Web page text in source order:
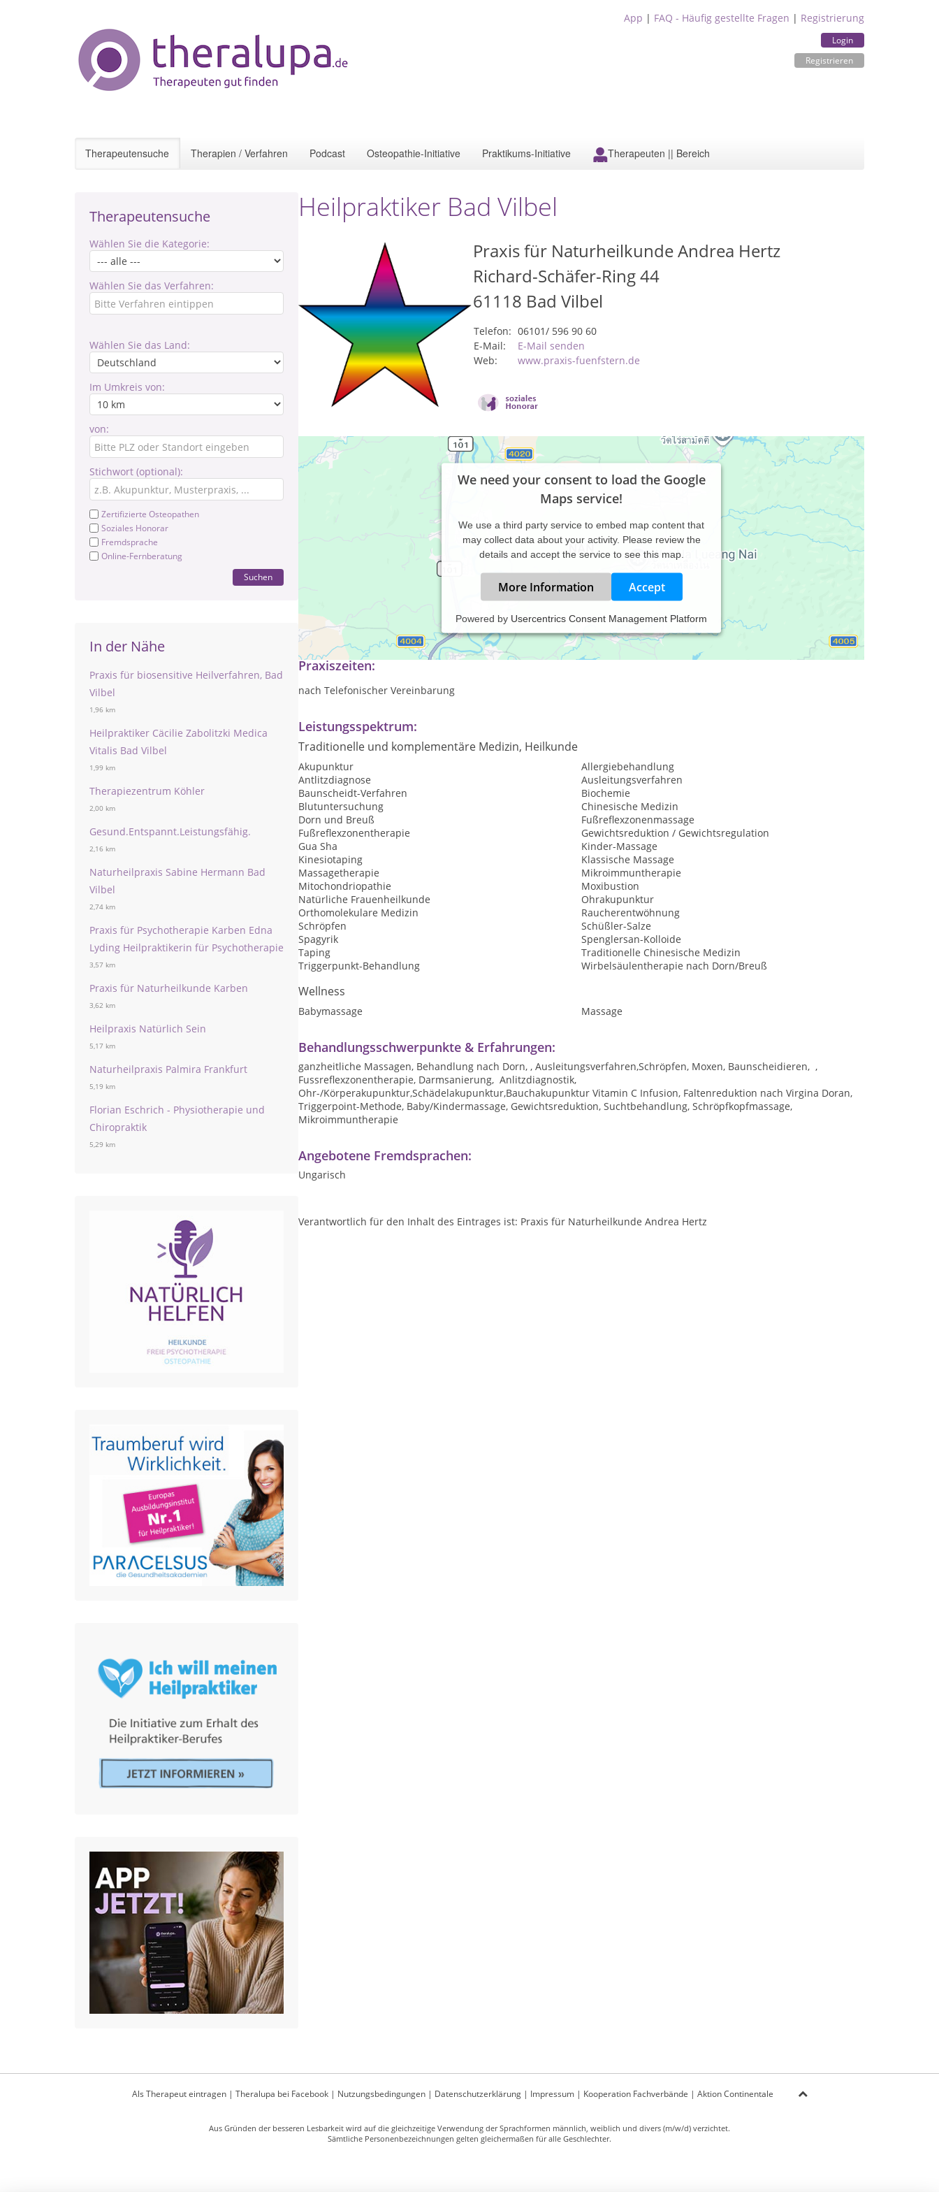
App | FAQ - Häufig gestellte Fragen | Registrierung
Login
Registrieren
Therapeutensuche Therapien / Verfahren Podcast Osteopathie-Initiative Praktikums-Initiative Therapeuten || Bereich
Therapeutensuche
Wählen Sie die Kategorie:
Wählen Sie das Verfahren:
Wählen Sie das Land:
Im Umkreis von:
von:
Stichwort (optional):
Zertifizierte Osteopathen
Soziales Honorar
Fremdsprache
Online-Fernberatung
Suchen
In der Nähe
Praxis für biosensitive Heilverfahren, Bad
Vilbel
1,96 km
Heilpraktiker Cäcilie Zabolitzki Medica
Vitalis Bad Vilbel
1,99 km
Therapiezentrum Köhler
2,00 km
Gesund.Entspannt.Leistungsfähig.
2,16 km
Naturheilpraxis Sabine Hermann Bad
Vilbel
2,74 km
Praxis für Psychotherapie Karben Edna
Lyding Heilpraktikerin für Psychotherapie
3,57 km
Praxis für Naturheilkunde Karben
3,62 km
Heilpraxis Natürlich Sein
5,17 km
Naturheilpraxis Palmira Frankfurt
5,19 km
Florian Eschrich - Physiotherapie und
Chiropraktik
5,29 km
Heilpraktiker Bad Vilbel
Praxis für Naturheilkunde Andrea Hertz
Richard-Schäfer-Ring 44
61118 Bad Vilbel
Telefon: 06101/ 596 90 60
E-Mail:
E-Mail senden
Web:
www.praxis-fuenfstern.de
We need your consent to load the Google
Maps service!
We use a third party service to embed map content that
may collect data about your activity. Please review the
details and accept the service to see this map.
More Information Accept
Powered by Usercentrics Consent Management Platform
Praxiszeiten:
nach Telefonischer Vereinbarung
Leistungsspektrum:
Traditionelle und komplementäre Medizin, Heilkunde
Akupunktur
Allergiebehandlung
Antlitzdiagnose
Ausleitungsverfahren
Baunscheidt-Verfahren
Biochemie
Blutuntersuchung
Chinesische Medizin
Dorn und Breuß
Fußreflexzonenmassage
Fußreflexzonentherapie
Gewichtsreduktion / Gewichtsregulation
Gua Sha
Kinder-Massage
Kinesiotaping
Klassische Massage
Massagetherapie
Mikroimmuntherapie
Mitochondriopathie
Moxibustion
Natürliche Frauenheilkunde
Ohrakupunktur
Orthomolekulare Medizin
Raucherentwöhnung
Schröpfen
Schüßler-Salze
Spagyrik
Spenglersan-Kolloide
Taping
Traditionelle Chinesische Medizin
Triggerpunkt-Behandlung
Wirbelsäulentherapie nach Dorn/Breuß
Wellness
Babymassage Massage
Behandlungsschwerpunkte & Erfahrungen:
ganzheitliche Massagen, Behandlung nach Dorn, , Ausleitungsverfahren,Schröpfen, Moxen, Baunscheidieren, ,
Fussreflexzonentherapie, Darmsanierung, Anlitzdiagnostik,
Ohr-/Körperakupunktur,Schädelakupunktur,Bauchakupunktur Vitamin C Infusion, Faltenreduktion nach Virgina Doran,
Triggerpoint-Methode, Baby/Kindermassage, Gewichtsreduktion, Suchtbehandlung, Schröpfkopfmassage,
Mikroimmuntherapie
Angebotene Fremdsprachen:
Ungarisch
Verantwortlich für den Inhalt des Eintrages ist: Praxis für Naturheilkunde Andrea Hertz
Als Therapeut eintragen| Theralupa bei Facebook| Nutzungsbedingungen| Datenschutzerklärung| Impressum| Kooperation Fachverbände | Aktion Continentale
Aus Gründen der besseren Lesbarkeit wird auf die gleichzeitige Verwendung der Sprachformen männlich, weiblich und divers (m/w/d) verzichtet.
Sämtliche Personenbezeichnungen gelten gleichermaßen für alle Geschlechter.